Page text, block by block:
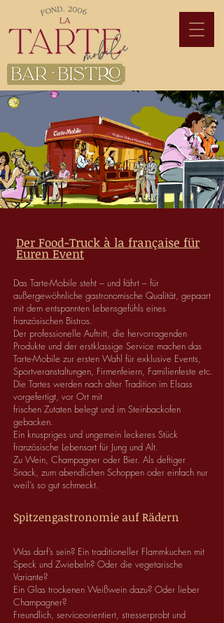
Der Food-Truck à la française für
Euren Event
Das Tarte-Mobile steht – und fährt – für
außergewöhnliche gastronomische Qualität, gepaart
mit dem entspannten Lebensgefühls eines
französischen Bistros.
Der professionelle Auftritt, die hervorragenden
Produkte und der erstklassige Service machen das
Tarte-Mobile zur ersten Wahl für exklusive Events,
Sportveranstaltungen, Firmenfeiern, Familienfeste etc.
Die Tartes werden nach alter Tradition im Elsass
vorgefertigt, vor Ort mit
frischen Zutaten belegt und im Steinbackofen
gebacken.
Ein knuspriges und ungemein leckeres Stück
französische Lebensart für Jung und Alt.
Zu Wein, Champagner oder Bier. Als deftiger
Snack, zum abendlichen Schoppen oder einfach nur
weil’s so gut schmeckt.
Spitzengastronomie auf Rädern
Was darf’s sein? Ein traditioneller Flammkuchen mit
Speck und Zwiebeln? Oder die vegetarische
Variante?
Ein Glas trockenen Weißwein dazu? Oder lieber
Champagner?
Freundlich, serviceorientiert, stresserprobt und